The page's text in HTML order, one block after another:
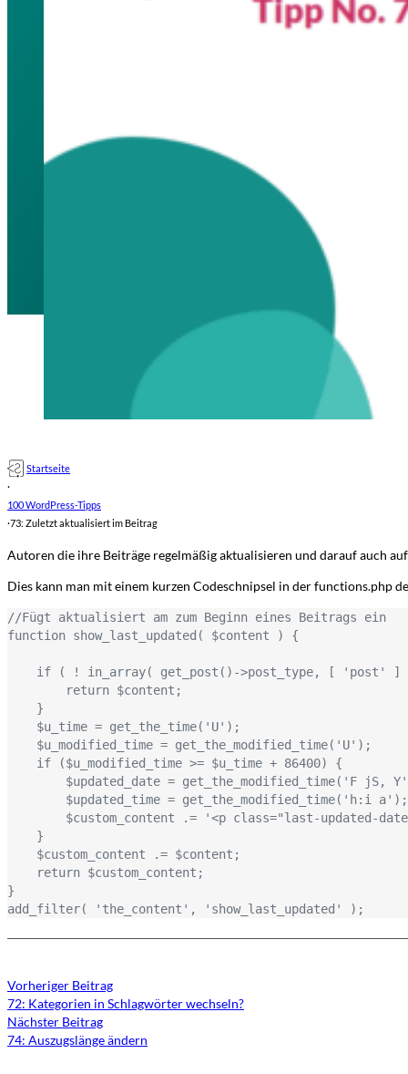
Startseite
·
100 WordPress-Tipps
·73: Zuletzt aktualisiert im Beitrag
Autoren die ihre Beiträge regelmäßig aktualisieren und darauf auch
Dies kann man mit einem kurzen Codeschnipsel in der functions.php
//Fügt aktualisiert am zum Beginn eines Beitrags ein
function show_last_updated( $content ) {
}
add_filter( 'the_content', 'show_last_updated' );
Vorheriger Beitrag
72: Kategorien in Schlagwörter wechseln?
Nächster Beitrag
74: Auszugslänge ändern